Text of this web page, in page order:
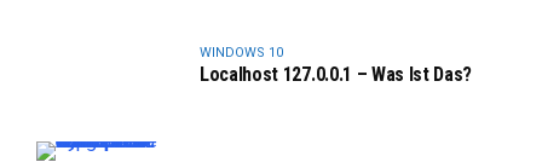
WINDOWS 10
Localhost 127.0.0.1 – Was Ist Das?